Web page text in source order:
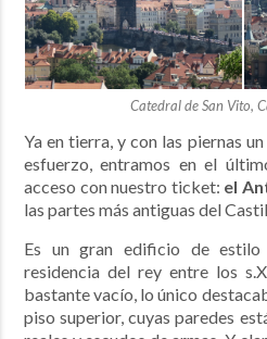
Catedral de San Vito,
Ya en tierra, y con las piernas
esfuerzo, entramos en el
acceso con nuestro ticket: el
las partes más antiguas del
Es un gran edificio de
residencia del rey entre los
bastante vacío, lo único
piso superior, cuyas paredes